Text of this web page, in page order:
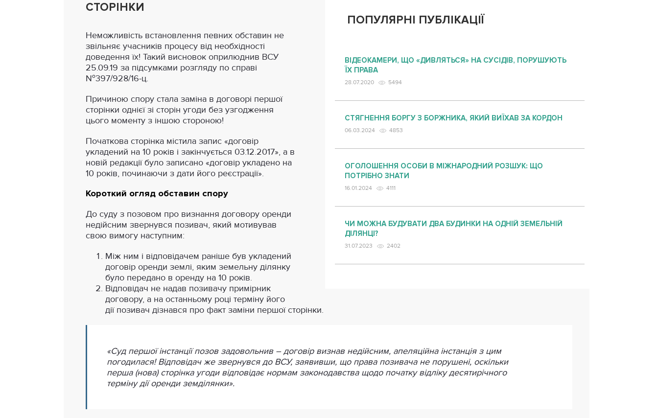
ПОПУЛЯРНІ ПУБЛІКАЦІЇ
ВІДЕОКАМЕРИ, ЩО «ДИВЛЯТЬСЯ» НА СУСІДІВ, ПОРУШУЮТЬ
ЇХ ПРАВА
28.07.2020 5494
СТЯГНЕННЯ БОРГУ З БОРЖНИКА, ЯКИЙ ВИЇХАВ ЗА КОРДОН
06.03.2024 4853
ОГОЛОШЕННЯ ОСОБИ В МІЖНАРОДНИЙ РОЗШУК: ЩО
ПОТРІБНО ЗНАТИ
16.01.2024 4111
ЧИ МОЖНА БУДУВАТИ ДВА БУДИНКИ НА ОДНІЙ ЗЕМЕЛЬНІЙ
ДІЛЯНЦІ?
31.07.2023 2402
СТОРІНКИ
Неможливість встановлення певних обставин не
звільняє учасників процесу від необхідності
доведення їх! Такий висновок оприлюднив ВСУ
25.09.19 за підсумками розгляду по справі
№397/928/16-ц.
Причиною спору стала заміна в договорі першої
сторінки однієї зі сторін угоди без узгодження
цього моменту з іншою стороною!
Початкова сторінка містила запис «договір
укладений на 10 років і закінчується 03.12.2017», а в
новій редакції було записано «договір укладено на
10 років, починаючи з дати його реєстрації».
Короткий огляд обставин спору
До суду з позовом про визнання договору оренди
недійсним звернувся позивач, який мотивував
свою вимогу наступним:
Між ним і відповідачем раніше був укладений
договір оренди землі, яким земельну ділянку
було передано в оренду на 10 років.
Відповідач не надав позивачу примірник
договору, а на останньому році терміну його
дії позивач дізнався про факт заміни першої сторінки.
«Суд першої інстанції позов задовольнив – договір визнав недійсним, апеляційна інстанція з цим
погодилася! Відповідач же звернувся до ВСУ, заявивши, що права позивача не порушені, оскільки
перша (нова) сторінка угоди відповідає нормам законодавства щодо початку відліку десятирічного
терміну дії оренди земділянки».